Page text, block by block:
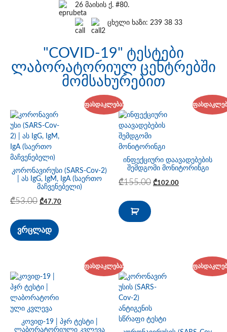
26 მაისის ქ. #80.
ცხელი ხაზი: 239 38 33
"COVID-19" ტესტები
ლაბორატორიულ ცენტრებში
მომსახურებით
ფასდაკლება!
კორონავირუსი (SARS-Cov-2)
| ას IgG, IgM, IgA (საერთო
მაჩვენებელი)
₾53.00 ₾47.70
ვრცლად
ინფექციური დაავადებების
შემდგომი მონიტორინგი
₾155.00 ₾102.00
ფასდაკლება!
კოვიდ-19 | პჯრ ტესტი |
ლაბორატორიული კვლევა